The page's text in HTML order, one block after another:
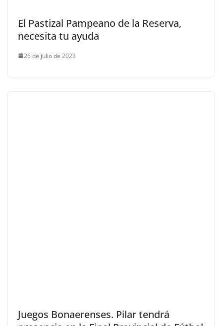
El Pastizal Pampeano de la Reserva,
necesita tu ayuda
26 de julio de 2023
Juegos Bonaerenses. Pilar tendrá